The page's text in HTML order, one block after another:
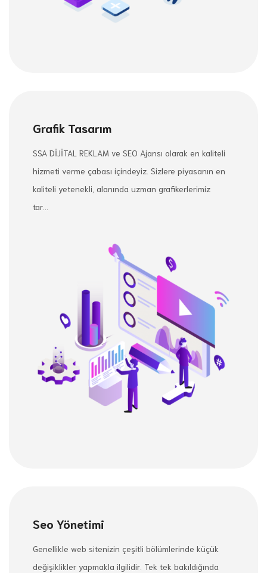
Grafik Tasarım
SSA DİJİTAL REKLAM ve SEO Ajansı olarak en kaliteli
hizmeti verme çabası içindeyiz. Sizlere piyasanın en
kaliteli yetenekli, alanında uzman grafikerlerimiz
tar...
Seo Yönetimi
Genellikle web sitenizin çeşitli bölümlerinde küçük
değişiklikler yapmakla ilgilidir. Tek tek bakıldığında